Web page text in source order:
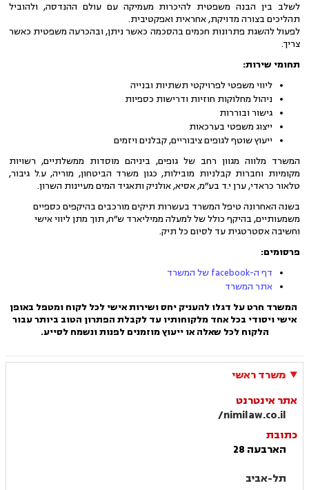
לשלב בין הבנה משפטית להיכרות מעמיקה עם עולם ההנדסה, ולהוביל
תהליכים בצורה מדויקת, אחראית ואפקטיבית.
לפעול להשגת פתרונות חכמים בהסכמה כאשר ניתן, ובהכרעה משפטית כאשר
צריך.
תחומי שירות:
ליווי משפטי לפרויקטי תשתיות ובנייה
ניהול מחלוקות חוזיות ודרישות כספיות
גישור ובוררות
ייצוג משפטי בערכאות
ייעוץ שוטף לגופים ציבוריים, קבלנים ויזמים
המשרד מלווה מגוון רחב של גופים, ביניהם מוסדות ממשלתיים, רשויות
מקומיות וחברות קבלניות מובילות, כגון משרד הביטחון, מוריה, ע.ל גיבור,
טלאור כראדי, ערן י.ד בע״מ, אסיא, אולניק ותאגיד המים מעיינות השרון.
בשנה האחרונה טיפל המשרד בעשרות תיקים מורכבים בהיקפים כספיים
משמעותיים, בהיקף כולל של למעלה ממיליארד ש״ח, תוך מתן ליווי אישי
וחשיבה אסטרטגית עד לסיום כל תיק.
פרסומים:
דף ה-facebook של המשרד
אתר המשרד
המשרד חרט על דגלו להעניק יחס ושירות אישי לכל לקוח ומטפל באופן
אישי ויסודי בכל אחד מלקוחותיו עד לקבלת הפתרון הטוב ביותר עבור
הלקוח לכל שאלה או ייעוץ מוזמנים לפנות ונשמח לסייע.
משרד ראשי
אתר אינטרנט
nimilaw.co.il/
כתובת
הארבעה 28
תל-אביב